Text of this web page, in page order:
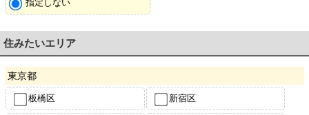
指定しない
住みたいエリア
東京都
板橋区 新宿区